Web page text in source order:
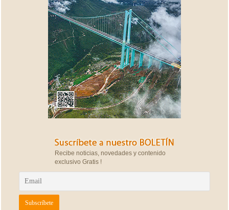
Recibe noticias, novedades y contenido
exclusivo Gratis !